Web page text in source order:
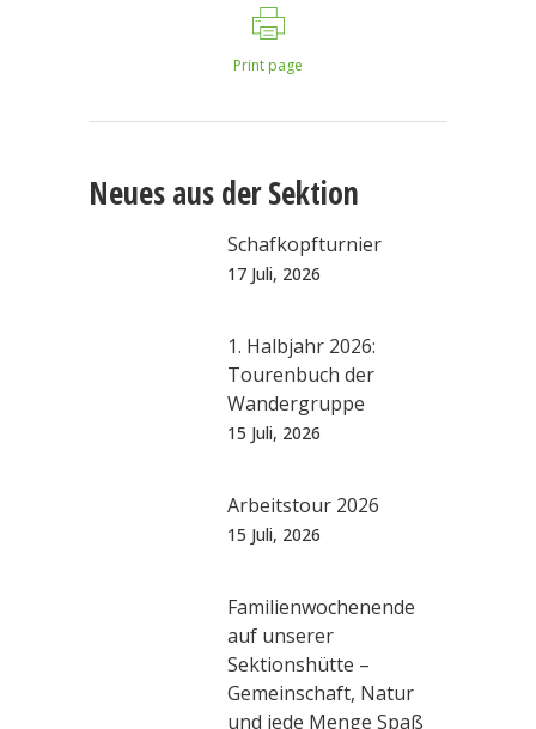
Print page
Neues aus der Sektion
Schafkopfturnier
17 Juli, 2026
1. Halbjahr 2026:
Tourenbuch der
Wandergruppe
15 Juli, 2026
Arbeitstour 2026
15 Juli, 2026
Familienwochenende
auf unserer
Sektionshütte –
Gemeinschaft, Natur
und jede Menge Spaß